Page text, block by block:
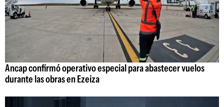
Ancap confirmó operativo especial para abastecer vuelos
durante las obras en Ezeiza